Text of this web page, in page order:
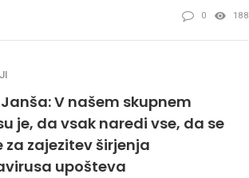
0 188
V našem skupnem
je, da vsak naredi vse, da se
za zajezitev širjenja
upošteva